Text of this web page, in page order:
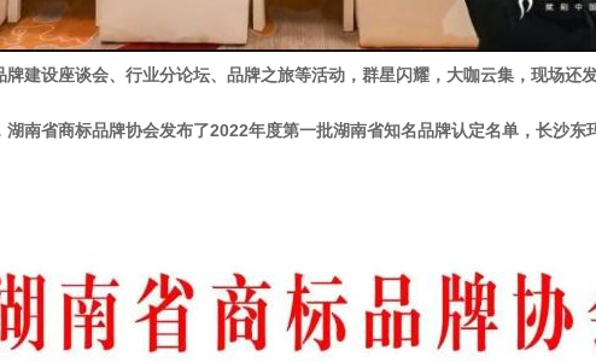
建设座谈会、行业分论坛、品牌之旅等活动，群星闪耀，大咖云集，现场
南省商标品牌协会发布了2022年度第一批湖南省知名品牌认定名单，长沙